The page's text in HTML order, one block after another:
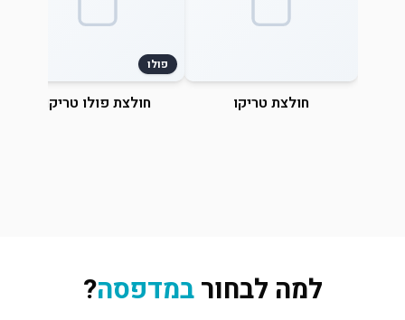
חולצת טריקו
פולו
חולצת פולו טריקו
למה לבחורבמדפסה?